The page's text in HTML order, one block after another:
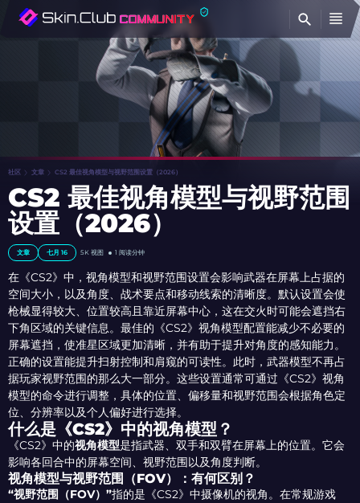
社区 文章 CS2 最佳视角模型与视野范围设置（2026）
CS2 最佳视角模型与视野范围
设置（2026）
文章 七月 16 5K 视图 1 阅读分钟
在《CS2》中，视角模型和视野范围设置会影响武器在屏幕上占据的
空间大小，以及角度、战术要点和移动线索的清晰度。默认设置会使
枪械显得较大、位置较高且靠近屏幕中心，这在交火时可能会遮挡右
下角区域的关键信息。最佳的《CS2》视角模型配置能减少不必要的
屏幕遮挡，使准星区域更加清晰，并有助于提升对角度的感知能力。
正确的设置能提升扫射控制和肩窥的可读性。此时，武器模型不再占
据玩家视野范围的那么大一部分。这些设置通常可通过《CS2》视角
模型的命令进行调整，具体的位置、偏移量和视野范围会根据角色定
位、分辨率以及个人偏好进行选择。
什么是《CS2》中的视角模型？
《CS2》中的视角模型是指武器、双手和双臂在屏幕上的位置。它会
影响各回合中的屏幕空间、视野范围以及角度判断。
视角模型与视野范围（FOV）：有何区别？
“视野范围（FOV）”指的是《CS2》中摄像机的视角。在常规游戏